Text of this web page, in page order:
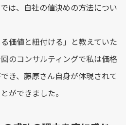
は、自社の値決めの方法につい
価値と紐付ける」と教えていた
のコンサルティングで私は価格
き、藤原さん自身が体現されて
ができました。